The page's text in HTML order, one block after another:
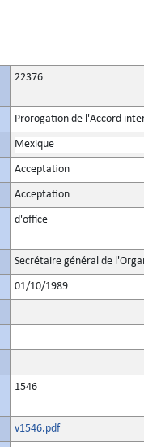
22376
Prorogation de l'Accord
Mexique
Acceptation
Acceptation
d'office
Secrétaire général de
01/10/1989
1546
v1546.pdf